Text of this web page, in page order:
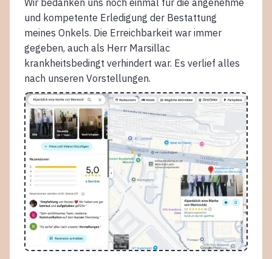
und kompetente Erledigung der Bestattung
meines Onkels. Die Erreichbarkeit war immer
gegeben, auch als Herr Marsillac
krankheitsbedingt verhindert war. Es verlief alles
nach unseren Vorstellungen.